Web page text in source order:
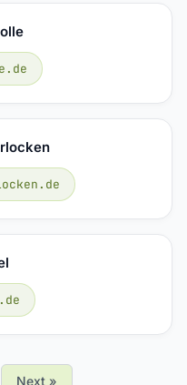
Next »